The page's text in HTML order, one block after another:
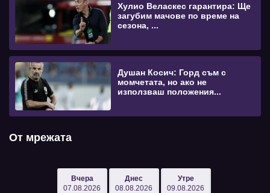
Хулио Веласкес гарантира: Ще
загубим мачове по време на
сезона, ...
Душан Косич: Горд съм с
момчетата, но ако не
използваш положения...
От мрежата
Вчера
07.08.2026
Днес
08.08.2026
Утре
09.08.2026